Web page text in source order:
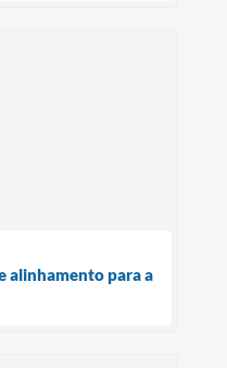
alinhamento para a